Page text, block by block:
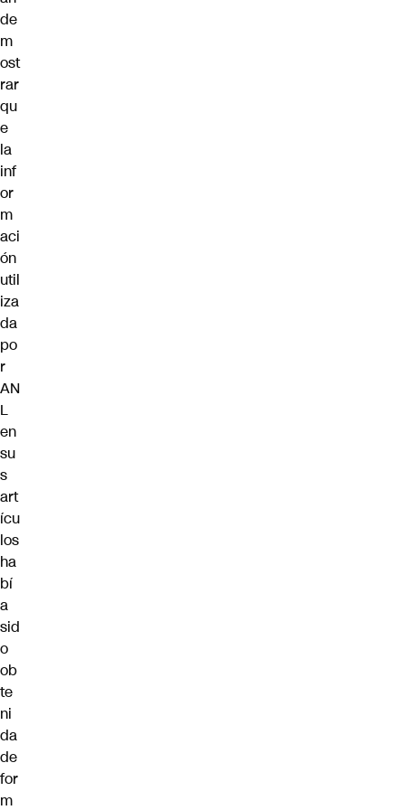
de
m
ost
rar
qu
e
la
inf
or
m
aci
ón
util
iza
da
po
r
AN
L
en
su
s
art
ícu
los
ha
bí
a
sid
o
ob
te
ni
da
de
for
m